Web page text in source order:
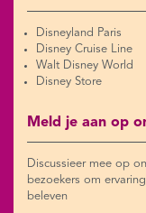
Disneyland Paris
Disney Cruise Line
Walt Disney World
Disney Store
Meld je aan op
Discussieer mee op
bezoekers om
beleven